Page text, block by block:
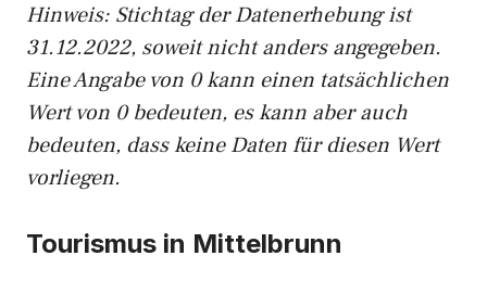
Hinweis: Stichtag der Datenerhebung ist
31.12.2022, soweit nicht anders angegeben.
Eine Angabe von 0 kann einen tatsächlichen
Wert von 0 bedeuten, es kann aber auch
bedeuten, dass keine Daten für diesen Wert
vorliegen.
Tourismus in Mittelbrunn